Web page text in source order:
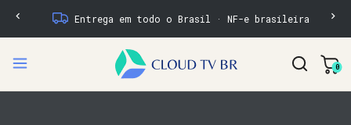
Entrega em todo o Brasil · NF-e brasileira
0